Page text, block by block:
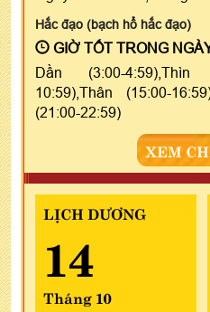
Hắc đạo (bạch hổ hắc đạo)
GIỜ TỐT TRONG
Dần (3:00-4:59),Thìn
10:59),Thân (15:00-
(21:00-22:59)
XEM
LỊCH DƯƠNG
14
Tháng 10